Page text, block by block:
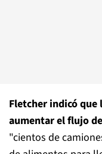
Fletcher indicó que
aumentar el flujo
"cientos de